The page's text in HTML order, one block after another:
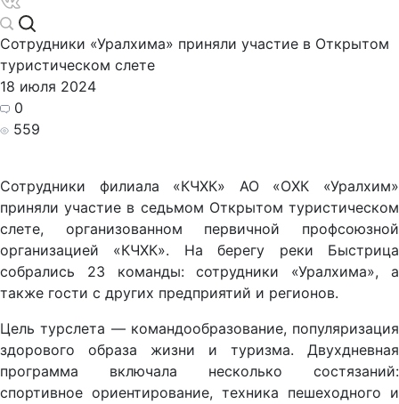
Сотрудники «Уралхима» приняли участие в Открытом
туристическом слете
18 июля 2024
0
559
Сотрудники филиала «КЧХК» АО «ОХК «Уралхим»
приняли участие в седьмом Открытом туристическом
слете, организованном первичной профсоюзной
организацией «КЧХК». На берегу реки Быстрица
собрались 23 команды: сотрудники «Уралхима», а
также гости с других предприятий и регионов.
Цель турслета — командообразование, популяризация
здорового образа жизни и туризма. Двухдневная
программа включала несколько состязаний:
спортивное ориентирование, техника пешеходного и